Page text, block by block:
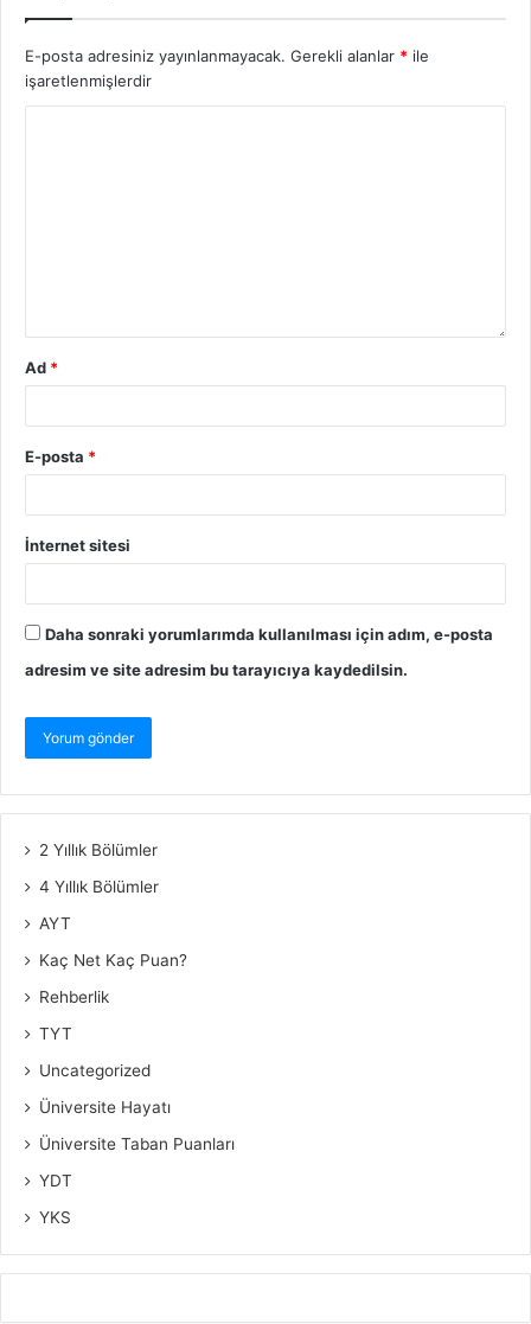
E-posta adresiniz yayınlanmayacak. Gerekli alanlar * ile
işaretlenmişlerdir
Ad *
E-posta *
İnternet sitesi
Daha sonraki yorumlarımda kullanılması için adım, e-posta
adresim ve site adresim bu tarayıcıya kaydedilsin.
2 Yıllık Bölümler
4 Yıllık Bölümler
AYT
Kaç Net Kaç Puan?
Rehberlik
TYT
Uncategorized
Üniversite Hayatı
Üniversite Taban Puanları
YDT
YKS